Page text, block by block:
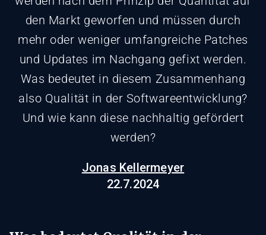
den Markt geworfen und müssen durch
mehr oder weniger umfangreiche Patches
und Updates im Nachgang gefixt werden.
Was bedeutet in diesem Zusammenhang
also Qualität in der Softwareentwicklung?
Und wie kann diese nachhaltig gefördert
werden?
Jonas Kellermeyer
22.7.2024